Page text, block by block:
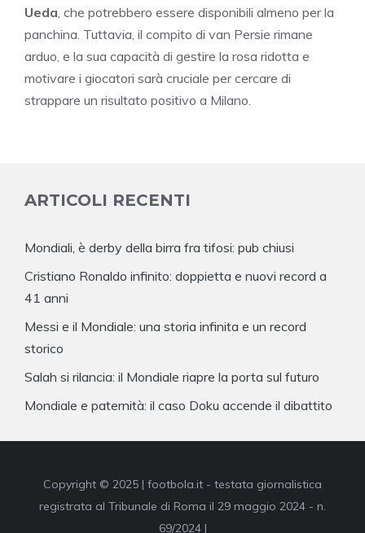
Ueda, che potrebbero essere disponibili almeno per la
panchina. Tuttavia, il compito di van Persie rimane
arduo, e la sua capacità di gestire la rosa ridotta e
motivare i giocatori sarà cruciale per cercare di
strappare un risultato positivo a Milano.
ARTICOLI RECENTI
Mondiali, è derby della birra fra tifosi: pub chiusi
Cristiano Ronaldo infinito: doppietta e nuovi record a
41 anni
Messi e il Mondiale: una storia infinita e un record
storico
Salah si rilancia: il Mondiale riapre la porta sul futuro
Mondiale e paternità: il caso Doku accende il dibattito
Copyright © 2025 | footbola.it - testata giornalistica
registrata al Tribunale di Roma il 29 maggio 2024 - n.
69/2024 |